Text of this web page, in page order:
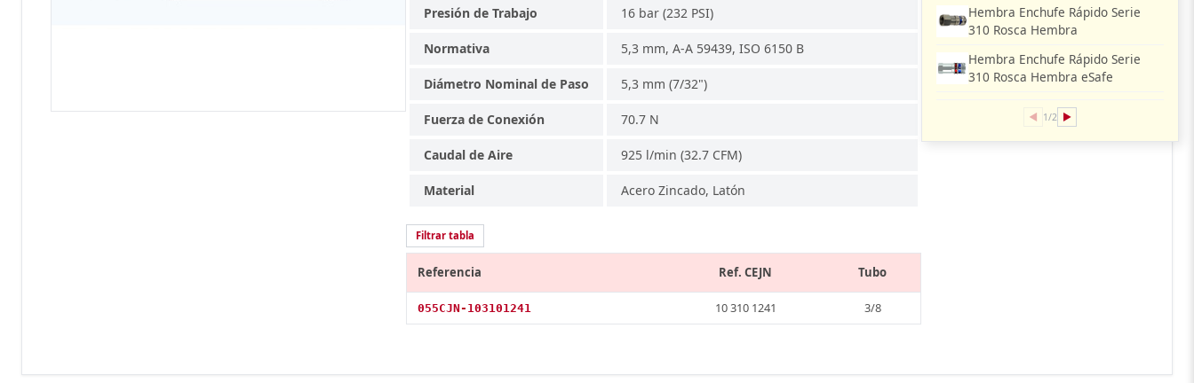
Presión de Trabajo 16 bar (232 PSI)
Normativa 5,3 mm, A-A 59439, ISO 6150 B
Diámetro Nominal de Paso 5,3 mm (7/32")
Fuerza de Conexión 70.7 N
Caudal de Aire 925 l/min (32.7 CFM)
Material Acero Zincado, Latón
Filtrar tabla
Referencia Ref. CEJN Tubo
055CJN-103101241 10 310 1241 3/8
Hembra Enchufe Rápido Serie
310 Rosca Hembra
Hembra Enchufe Rápido Serie
310 Rosca Hembra eSafe
◀ 1/2 ▶